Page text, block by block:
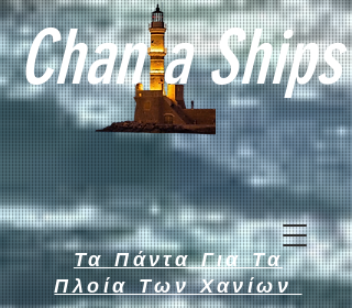
Chan a Ships
Τα Πάντα Για Τα
Πλοία Των Χανίων